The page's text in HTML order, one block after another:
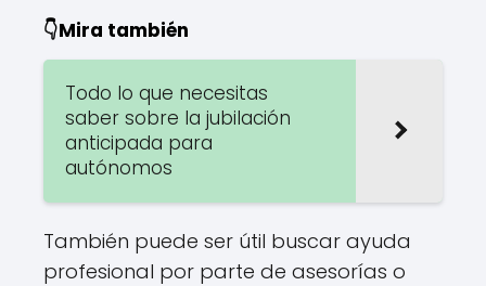
👇Mira también
Todo lo que necesitas
saber sobre la jubilación
anticipada para
autónomos
También puede ser útil buscar ayuda
profesional por parte de asesorías o